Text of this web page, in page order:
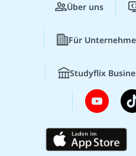
Über uns
Für
Studyflix